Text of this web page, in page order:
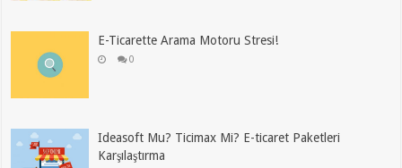
E-Ticarette Arama Motoru Stresi!
0
Ideasoft Mu? Ticimax Mi? E-ticaret Paketleri
Karşılaştırma